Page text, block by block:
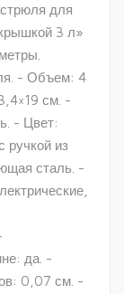
для
3 л»
- Объем: 4
см. -
- Цвет:
ручкой из
сталь. -
да. -
0,07 см. -